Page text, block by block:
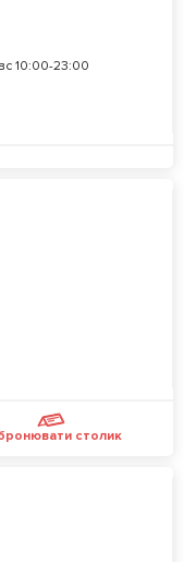
10:00-23:00
столик